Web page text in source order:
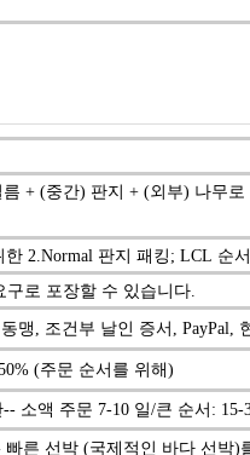
+ (중간) 판지 + (외부) 나무
한 2.Normal 판지 패킹; LCL 순
구로 포장할 수 있습니다.
맹, 조건부 날인 증서, PayPal,
(주문 순서를 위해)
-- 소액 주문 7-10 일/큰 순서: 15-
빠른 선박 (국제적인 바다 선박)